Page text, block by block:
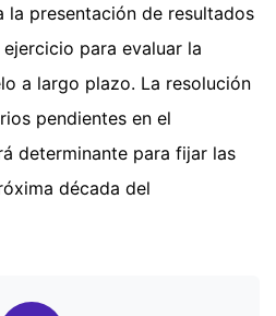
la presentación de resultados
para evaluar la
a largo plazo. La resolución
pendientes en el
determinante para fijar las
década del